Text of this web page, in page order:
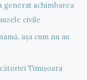
generat schimbarea
civile
așa cum nu au
Timișoara